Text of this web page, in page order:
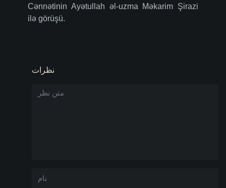
Cənnətinin Ayətullah əl-uzma Məkarim Şirazi
ilə görüşü.
نظرات